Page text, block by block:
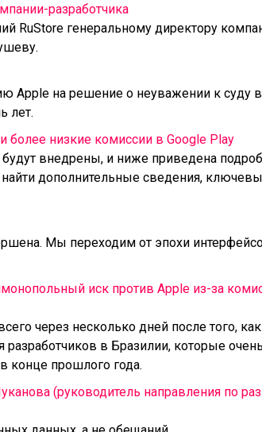
разработчика
RuStore генеральному директору
Apple на решение о неуважении к суду
лет.
низкие комиссии в Google Play
внедрены, и ниже приведена
дополнительные сведения,
Мы переходим от эпохи
иск против Apple из-за
через несколько дней после того,
в Бразилии, которые
конце прошлого года.
(руководитель направления по